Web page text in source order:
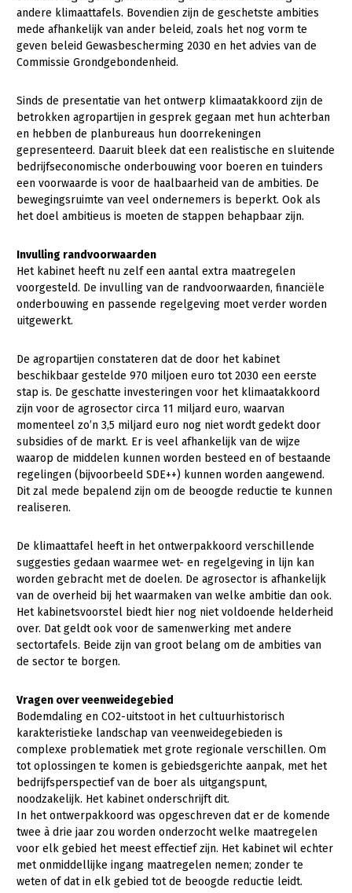
Vleesveehouderij
Plant
Biologische Landbouw
Bollenteelt
Bomen, vaste planten en zomerbloemen
Fruitteelt
Paddenstoelen
Vollegrondsgroente
Multifunctionele landbouw
Vrouw en Bedrijf
Nieuws
Nieuwsabonnement
Webinars
Over LTO
LTO Nederland
Bestuur en Directie
Medewerkers
Vakgroepbestuurders
Jaarverslag 2023
Vacatures
Pers
Contact
andere klimaattafels. Bovendien zijn de geschetste ambities
mede afhankelijk van ander beleid, zoals het nog vorm te
geven beleid Gewasbescherming 2030 en het advies van de
Commissie Grondgebondenheid.
Sinds de presentatie van het ontwerp klimaatakkoord zijn de
betrokken agropartijen in gesprek gegaan met hun achterban
en hebben de planbureaus hun doorrekeningen
gepresenteerd. Daaruit bleek dat een realistische en sluitende
bedrijfseconomische onderbouwing voor boeren en tuinders
een voorwaarde is voor de haalbaarheid van de ambities. De
bewegingsruimte van veel ondernemers is beperkt. Ook als
het doel ambitieus is moeten de stappen behapbaar zijn.
Invulling randvoorwaarden
Het kabinet heeft nu zelf een aantal extra maatregelen
voorgesteld. De invulling van de randvoorwaarden, financiële
onderbouwing en passende regelgeving moet verder worden
uitgewerkt.
De agropartijen constateren dat de door het kabinet
beschikbaar gestelde 970 miljoen euro tot 2030 een eerste
stap is. De geschatte investeringen voor het klimaatakkoord
zijn voor de agrosector circa 11 miljard euro, waarvan
momenteel zo’n 3,5 miljard euro nog niet wordt gedekt door
subsidies of de markt. Er is veel afhankelijk van de wijze
waarop de middelen kunnen worden besteed en of bestaande
regelingen (bijvoorbeeld SDE++) kunnen worden aangewend.
Dit zal mede bepalend zijn om de beoogde reductie te kunnen
realiseren.
De klimaattafel heeft in het ontwerpakkoord verschillende
suggesties gedaan waarmee wet- en regelgeving in lijn kan
worden gebracht met de doelen. De agrosector is afhankelijk
van de overheid bij het waarmaken van welke ambitie dan ook.
Het kabinetsvoorstel biedt hier nog niet voldoende helderheid
over. Dat geldt ook voor de samenwerking met andere
sectortafels. Beide zijn van groot belang om de ambities van
de sector te borgen.
Vragen over veenweidegebied
Bodemdaling en CO2-uitstoot in het cultuurhistorisch
karakteristieke landschap van veenweidegebieden is
complexe problematiek met grote regionale verschillen. Om
tot oplossingen te komen is gebiedsgerichte aanpak, met het
bedrijfsperspectief van de boer als uitgangspunt,
noodzakelijk. Het kabinet onderschrijft dit.
In het ontwerpakkoord was opgeschreven dat er de komende
twee à drie jaar zou worden onderzocht welke maatregelen
voor elk gebied het meest effectief zijn. Het kabinet wil echter
met onmiddellijke ingang maatregelen nemen; zonder te
weten of dat in elk gebied tot de beoogde reductie leidt.